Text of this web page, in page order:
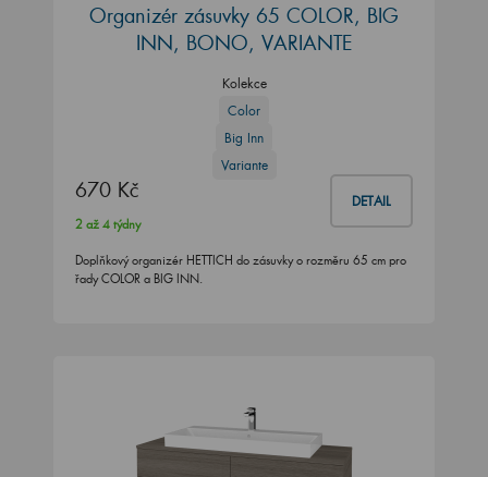
Organizér zásuvky 65 COLOR, BIG
INN, BONO, VARIANTE
Kolekce
Color
Big Inn
Variante
670 Kč DETAIL
2 až 4 týdny
Doplňkový organizér HETTICH do zásuvky o rozměru 65 cm pro
řady COLOR a BIG INN.